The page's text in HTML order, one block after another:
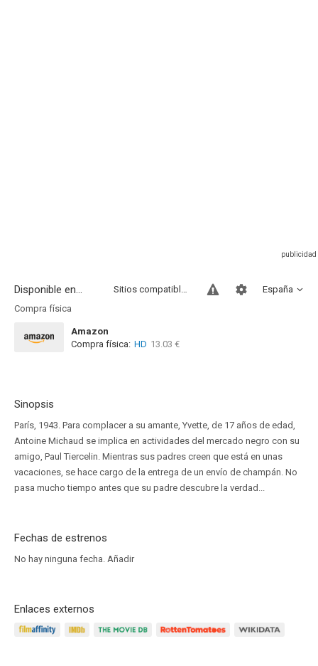
Disponible en... España
Sitios compatibles
Compra física
Amazon
Compra física: HD 13.03 €
Sinopsis
París, 1943. Para complacer a su amante, Yvette, de 17 años de edad,
Antoine Michaud se implica en actividades del mercado negro con su
amigo, Paul Tiercelin. Mientras sus padres creen que está en unas
vacaciones, se hace cargo de la entrega de un envío de champán. No
pasa mucho tiempo antes que su padre descubre la verdad...
Fechas de estrenos
No hay ninguna fecha. Añadir
Enlaces externos